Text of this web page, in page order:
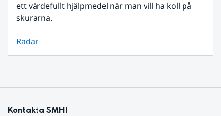
ett värdefullt hjälpmedel när man vill ha koll på
skurarna.
Radar
Kontakta SMHI